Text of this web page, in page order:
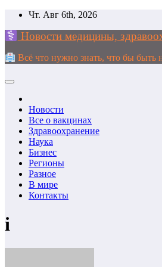
Перейти
содержимому
Чт. Авг 6th, 2026
Новости медицины,
Всё что нужно знать, что бы быть
Новости
Все о вакцинах
Здравоохранение
Наука
Бизнес
Регионы
Разное
В мире
Контакты
i